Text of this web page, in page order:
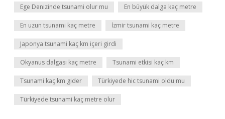
Ege Denizinde tsunami olur mu En büyük dalga kaç metre
En uzun tsunami kaç metre İzmir tsunami kaç metre
Japonya tsunami kaç km içeri girdi
Okyanus dalgası kaç metre Tsunami etkisi kaç km
Tsunami kaç km gider Türkiyede hic tsunami oldu mu
Türkiyede tsunami kaç metre olur